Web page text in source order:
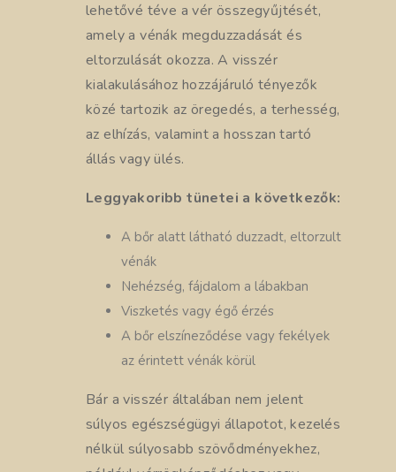
lehetővé téve a vér összegyűjtését,
amely a vénák megduzzadását és
eltorzulását okozza. A visszér
kialakulásához hozzájáruló tényezők
közé tartozik az öregedés, a terhesség,
az elhízás, valamint a hosszan tartó
állás vagy ülés.
Leggyakoribb tünetei a következők:
A bőr alatt látható duzzadt, eltorzult
vénák
Nehézség, fájdalom a lábakban
Viszketés vagy égő érzés
A bőr elszíneződése vagy fekélyek
az érintett vénák körül
Bár a visszér általában nem jelent
súlyos egészségügyi állapotot, kezelés
nélkül súlyosabb szövődményekhez,